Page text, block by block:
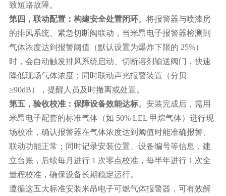
致短路故障。
第四，联动配置：构建安全处置闭环。将报警器与喷漆房
的排风系统、紧急切断阀联动，当米昂电子报警器检测到
气体浓度达到报警阈值（默认设置为爆炸下限的 25%）
时，会自动触发排风系统启动、切断溶剂输送阀门，快速
降低现场气体浓度；同时联动声光报警装置（分贝
≥90dB），提醒人员及时撤离或处置。
第五，验收校准：保障设备效能达标。安装完成后，需用
米昂电子配套的标准气体（如 50% LEL 甲烷气体）进行现
场校准，确认报警器在气体浓度达到阈值时能准确报警、
联动功能正常；同时记录安装位置、设备编号等信息，建
立台账，后续每月进行 1 次零点校准，每半年进行 1 次全
量程校准，确保设备长期稳定运行。
遵循这五大标准安装米昂电子可燃气体报警器，可有效解